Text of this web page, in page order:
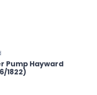
Pump Hayward
1822)